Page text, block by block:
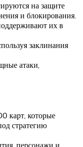
на защите
и блокирования.
их в
заклинания
атаки,
карт, которые
стратегию
персонажи и